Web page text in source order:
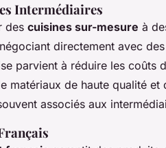
Intermédiaires
des cuisines sur-mesure à
directement avec des
parvient à réduire les coûts
matériaux de haute qualité et
associés aux